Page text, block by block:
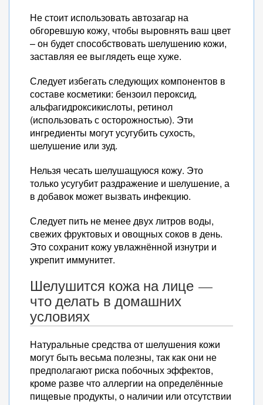
Не стоит использовать автозагар на
обгоревшую кожу, чтобы выровнять ваш цвет
– он будет способствовать шелушению кожи,
заставляя ее выглядеть еще хуже.
Следует избегать следующих компонентов в
составе косметики: бензоил пероксид,
альфагидроксикислоты, ретинол
(использовать с осторожностью). Эти
ингредиенты могут усугубить сухость,
шелушение или зуд.
Нельзя чесать шелушащуюся кожу. Это
только усугубит раздражение и шелушение, а
в добавок может вызвать инфекцию.
Следует пить не менее двух литров воды,
свежих фруктовых и овощных соков в день.
Это сохранит кожу увлажнённой изнутри и
укрепит иммунитет.
Шелушится кожа на лице —
что делать в домашних
условиях
Натуральные средства от шелушения кожи
могут быть весьма полезны, так как они не
предполагают риска побочных эффектов,
кроме разве что аллергии на определённые
пищевые продукты, о наличии или отсутствии